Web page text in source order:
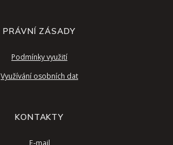
PRÁVNÍ ZÁSADY
Podmínky využití
Využívání osobních dat
KONTAKTY
E-mail